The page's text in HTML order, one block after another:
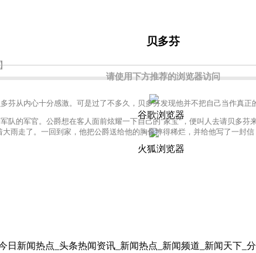
请使用下方推荐的浏览器访问
谷歌浏览器
火狐浏览器
贝多芬
从内心十分感激。可是过了不多久，贝多芬发现他并不把自己当作真正
的军官。公爵想在客人面前炫耀一下自己的"家宝"，便叫人去请贝多芬
雨走了。一回到家，他把公爵送给他的胸像摔得稀烂，并给他写了一封
日新闻热点_头条热闻资讯_新闻热点_新闻频道_新闻天下_